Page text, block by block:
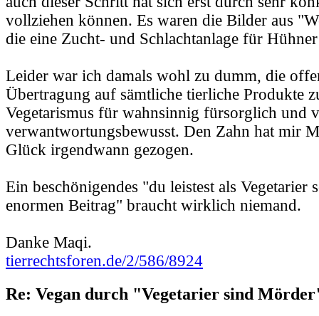
vollziehen können. Es waren die Bilder aus
die eine Zucht- und Schlachtanlage für
Leider war ich damals wohl zu dumm, die
Übertragung auf sämtliche tierliche Produkte
Vegetarismus für wahnsinnig fürsorglich und
verwantwortungsbewusst. Den Zahn hat mir
Glück irgendwann gezogen.
Ein beschönigendes "du leistest als Vegetarier
enormen Beitrag" braucht wirklich niemand.
Danke Maqi.
tierrechtsforen.de/2/586/8924
Re: Vegan durch "Vegetarier sind